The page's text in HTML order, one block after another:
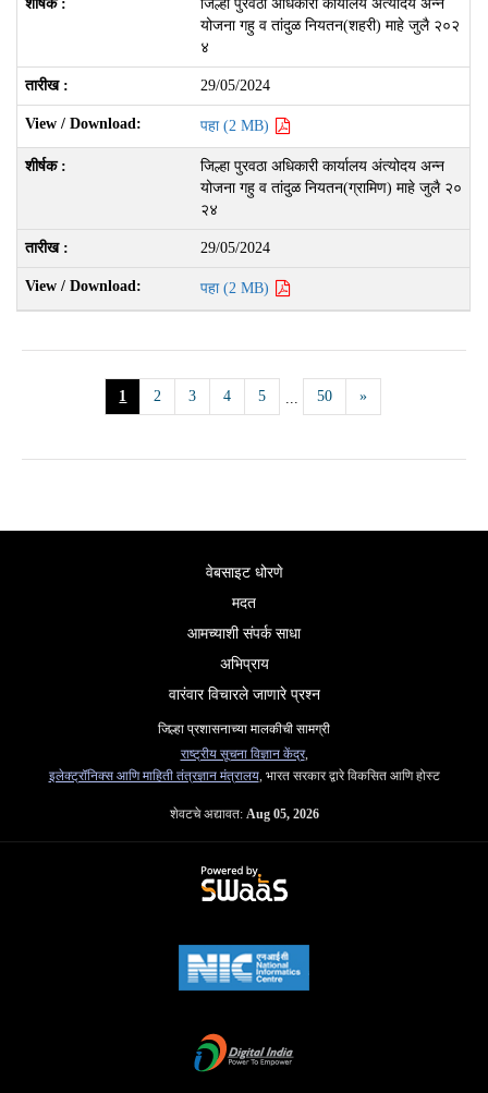
जिल्हा पुरवठा अधिकारी कार्यालय अंत्योदय अन्न
योजना गहु व तांदुळ नियतन(शहरी) माहे जुलै २०२
४
29/05/2024
पहा (2 MB)
जिल्हा पुरवठा अधिकारी कार्यालय अंत्योदय अन्न
योजना गहु व तांदुळ नियतन(ग्रामिण) माहे जुलै २०
२४
29/05/2024
पहा (2 MB)
1 2 3 4 5 50 »
वेबसाइट धोरणे
मदत
आमच्याशी संपर्क साधा
अभिप्राय
वारंवार विचारले जाणारे प्रश्न
जिल्हा प्रशासनाच्या मालकीची सामग्री
राष्ट्रीय सूचना विज्ञान केंद्र,
इलेक्ट्रॉनिक्स आणि माहिती तंत्रज्ञान मंत्रालय, भारत सरकार द्वारे विकसित आणि होस्ट
शेवटचे अद्यावत: Aug 05, 2026